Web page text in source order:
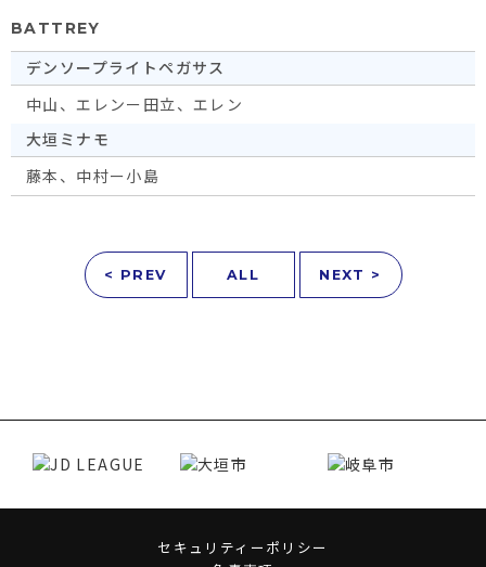
BATTREY
デンソープライトペガサス
中山、エレンー田立、エレン
大垣ミナモ
藤本、中村ー小島
< PREV ALL NEXT >
セキュリティーポリシー